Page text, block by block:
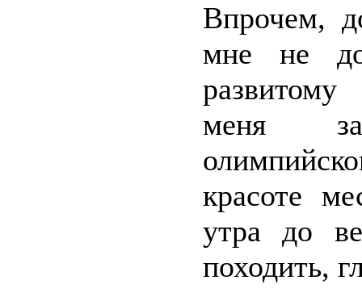
Впрочем,
мне не
меня
красоте
утра до
походить,